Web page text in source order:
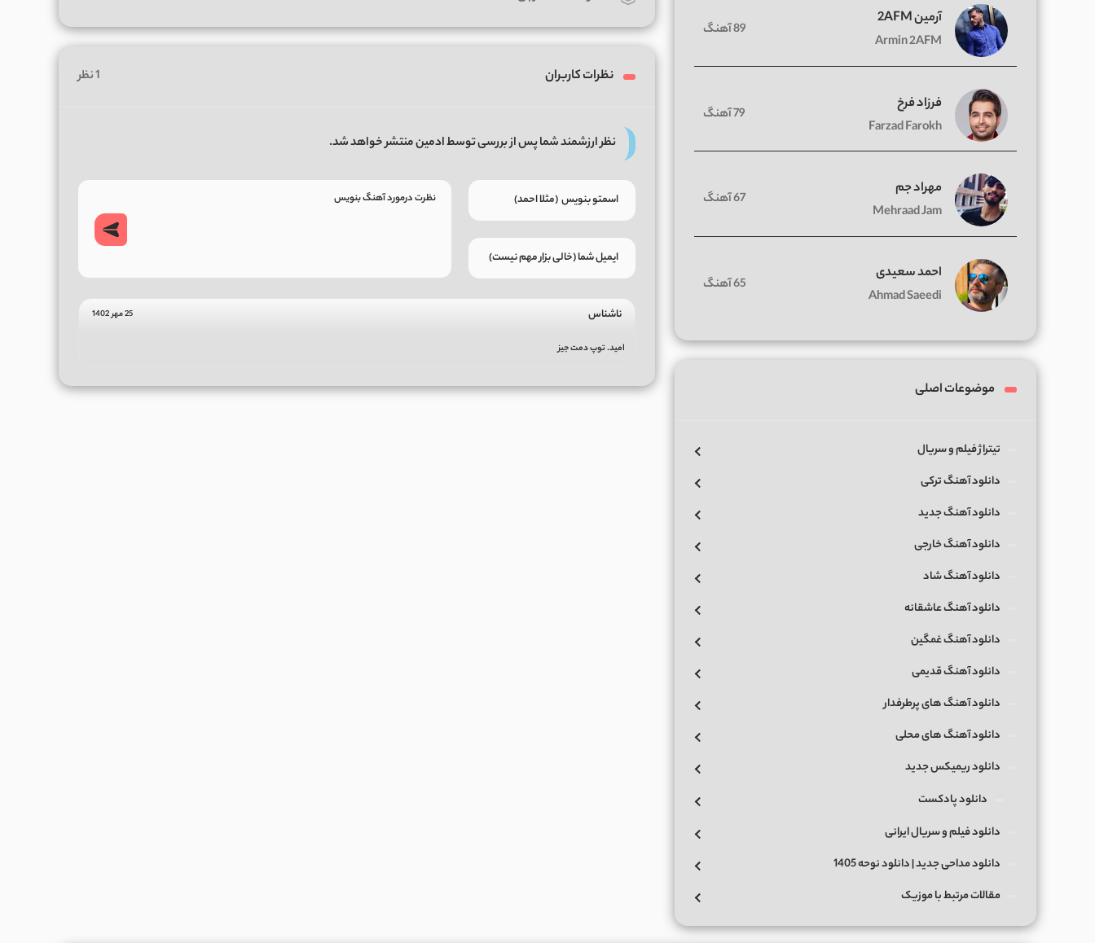
نظرات کاربران 1 نظر
نظر ارزشمند شما پس از بررسی توسط ادمین منتشر خواهد شد.
ناشناس 25 مهر 1402
امید. توپ دمت جیز
آرمین 2AFM
Armin 2AFM
89 آهنگ
فرزاد فرخ
Farzad Farokh
79 آهنگ
مهراد جم
Mehraad Jam
67 آهنگ
احمد سعیدی
Ahmad Saeedi
65 آهنگ
موضوعات اصلی
تیتراژ فیلم و سریال
دانلود آهنگ ترکی
دانلود آهنگ جدید
دانلود آهنگ خارجی
دانلود آهنگ شاد
دانلود آهنگ عاشقانه
دانلود آهنگ غمگین
دانلود آهنگ قدیمی
دانلود آهنگ های پرطرفدار
دانلود آهنگ های محلی
دانلود ریمیکس جدید
دانلود پادکست
دانلود فیلم و سریال ایرانی
دانلود مداحی جدید | دانلود نوحه 1405
مقالات مرتبط با موزیک